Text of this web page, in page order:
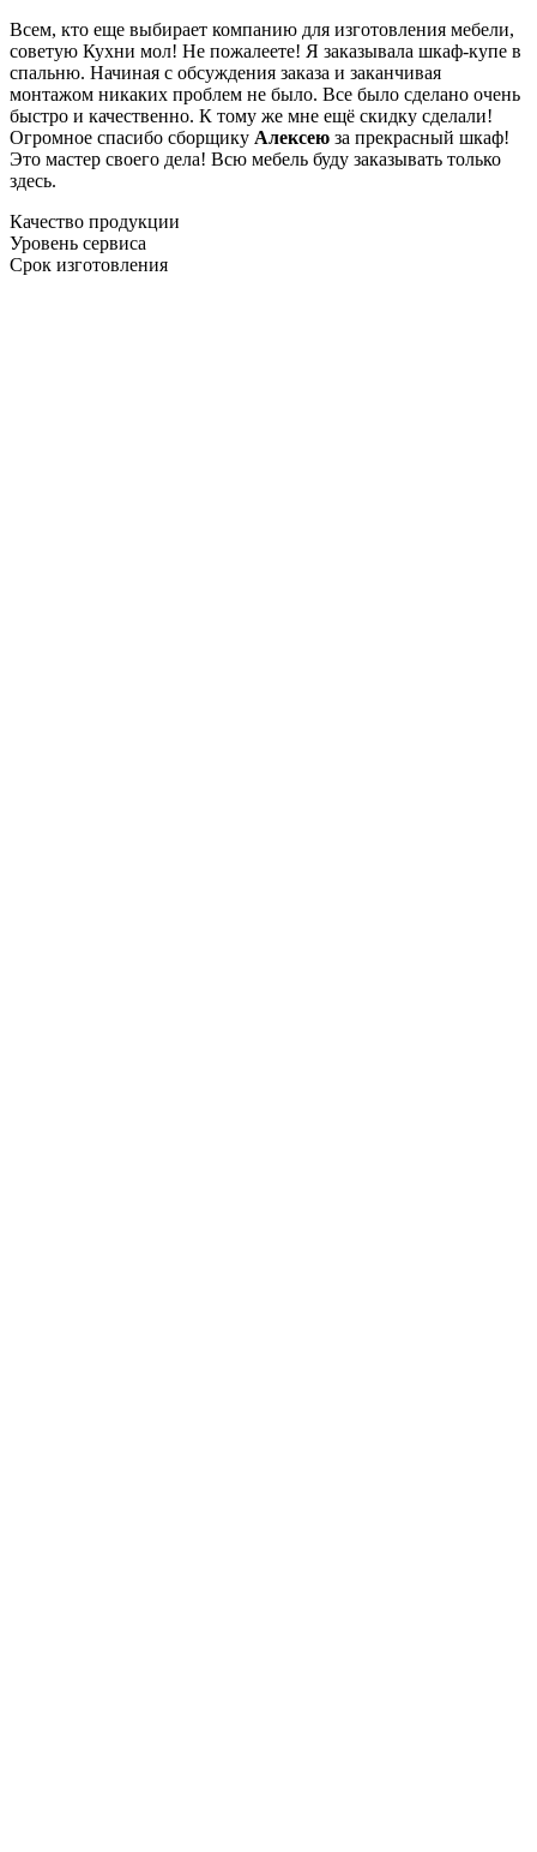
Всем, кто еще выбирает компанию для изготовления мебели,
советую Кухни мол! Не пожалеете! Я заказывала шкаф-купе в
спальню. Начиная с обсуждения заказа и заканчивая
монтажом никаких проблем не было. Все было сделано очень
быстро и качественно. К тому же мне ещё скидку сделали!
Огромное спасибо сборщику Алексею за прекрасный шкаф!
Это мастер своего дела! Всю мебель буду заказывать только
здесь.
Качество продукции
Уровень сервиса
Срок изготовления